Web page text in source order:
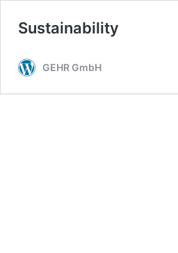
Sustainability
GEHR GmbH